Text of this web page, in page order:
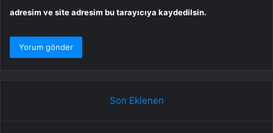
adresim ve site adresim bu tarayıcıya kaydedilsin.
Son Eklenen